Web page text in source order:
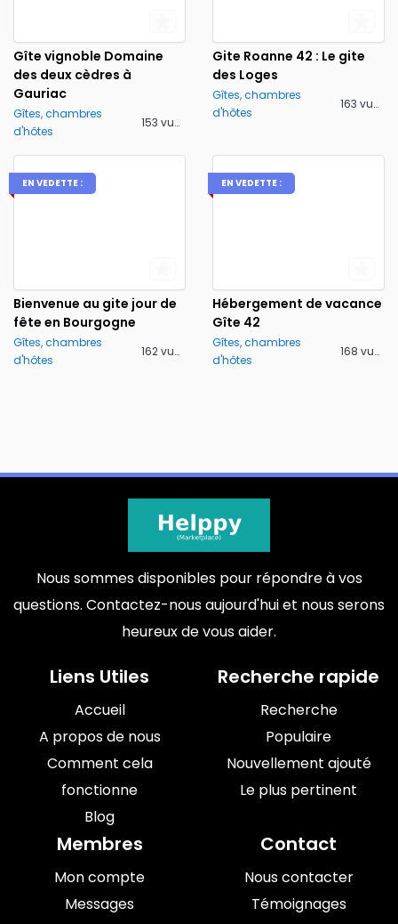
Gîte vignoble Domaine
des deux cèdres à
Gauriac
Gîtes, chambres
d'hôtes
153 vues
Gite Roanne 42 : Le gite
des Loges
Gîtes, chambres
d'hôtes
163 vues
EN VEDETTE :
Bienvenue au gite jour de
fête en Bourgogne
Gîtes, chambres
d'hôtes
162 vues
EN VEDETTE :
Hébergement de vacance
Gîte 42
Gîtes, chambres
d'hôtes
168 vues
Nous sommes disponibles pour répondre à vos
questions. Contactez-nous aujourd'hui et nous serons
heureux de vous aider.
Liens Utiles
Accueil
A propos de nous
Comment cela
fonctionne
Blog
Recherche rapide
Recherche
Populaire
Nouvellement ajouté
Le plus pertinent
Membres
Mon compte
Messages
Contact
Nous contacter
Témoignages